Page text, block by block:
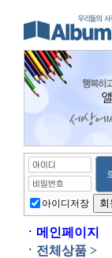
아이디저장
ㆍ 메인페이지
ㆍ 전체상품 >